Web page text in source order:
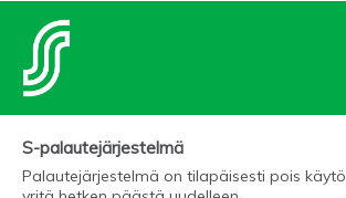
S-palautejärjestelmä
Palautejärjestelmä on tilapäisesti pois